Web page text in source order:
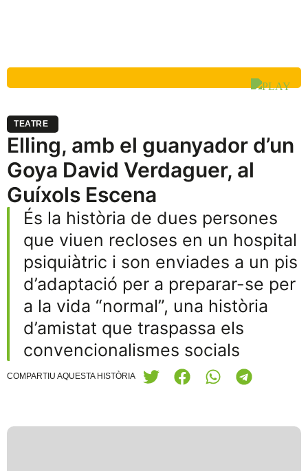
TEATRE
Elling, amb el guanyador d’un
Goya David Verdaguer, al
Guíxols Escena
És la història de dues persones
que viuen recloses en un hospital
psiquiàtric i son enviades a un pis
d’adaptació per a preparar-se per
a la vida “normal”, una història
d’amistat que traspassa els
convencionalismes socials
COMPARTIU AQUESTA HISTÒRIA